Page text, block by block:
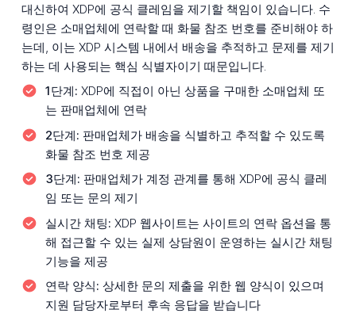
대신하여 XDP에 공식 클레임을 제기할 책임이 있습니다. 수
령인은 소매업체에 연락할 때 화물 참조 번호를 준비해야 하
는데, 이는 XDP 시스템 내에서 배송을 추적하고 문제를 제기
하는 데 사용되는 핵심 식별자이기 때문입니다.
1단계: XDP에 직접이 아닌 상품을 구매한 소매업체 또
는 판매업체에 연락
2단계: 판매업체가 배송을 식별하고 추적할 수 있도록
화물 참조 번호 제공
3단계: 판매업체가 계정 관계를 통해 XDP에 공식 클레
임 또는 문의 제기
실시간 채팅: XDP 웹사이트는 사이트의 연락 옵션을 통
해 접근할 수 있는 실제 상담원이 운영하는 실시간 채팅
기능을 제공
연락 양식: 상세한 문의 제출을 위한 웹 양식이 있으며
지원 담당자로부터 후속 응답을 받습니다